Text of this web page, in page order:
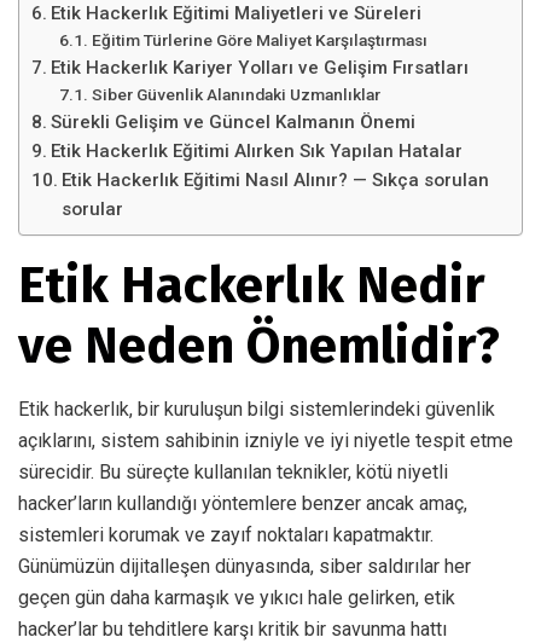
Etik Hackerlık Eğitimi Maliyetleri ve Süreleri
Eğitim Türlerine Göre Maliyet Karşılaştırması
Etik Hackerlık Kariyer Yolları ve Gelişim Fırsatları
Siber Güvenlik Alanındaki Uzmanlıklar
Sürekli Gelişim ve Güncel Kalmanın Önemi
Etik Hackerlık Eğitimi Alırken Sık Yapılan Hatalar
Etik Hackerlık Eğitimi Nasıl Alınır? — Sıkça sorulan
sorular
Etik Hackerlık Nedir
ve Neden Önemlidir?
Etik hackerlık, bir kuruluşun bilgi sistemlerindeki güvenlik
açıklarını, sistem sahibinin izniyle ve iyi niyetle tespit etme
sürecidir. Bu süreçte kullanılan teknikler, kötü niyetli
hacker’ların kullandığı yöntemlere benzer ancak amaç,
sistemleri korumak ve zayıf noktaları kapatmaktır.
Günümüzün dijitalleşen dünyasında, siber saldırılar her
geçen gün daha karmaşık ve yıkıcı hale gelirken, etik
hacker’lar bu tehditlere karşı kritik bir savunma hattı